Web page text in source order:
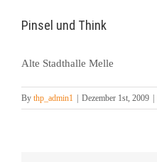
Pinsel und Think
Alte Stadthalle Melle
By thp_admin1 Dezember 1st, 2009